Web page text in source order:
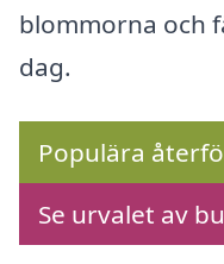
blommorna och
dag.
Populära
Se urvalet av